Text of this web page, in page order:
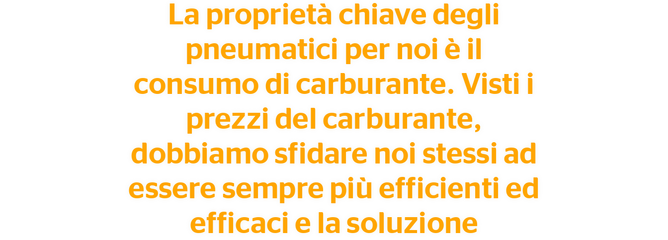
La proprietà chiave degli
pneumatici per noi è il
consumo di carburante. Visti i
prezzi del carburante,
dobbiamo sfidare noi stessi ad
essere sempre più efficienti ed
efficaci e la soluzione